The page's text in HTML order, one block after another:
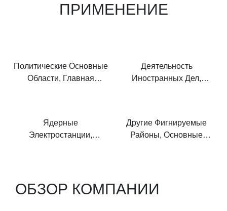
ПРИМЕНЕНИЕ
Политические Основные
Области, Главная
Деятельность
Иностранных Дел,
Ядерные
Электростанции,
Другие Фигнируемые
Районы, Основные
ОБЗОР КОМПАНИИ